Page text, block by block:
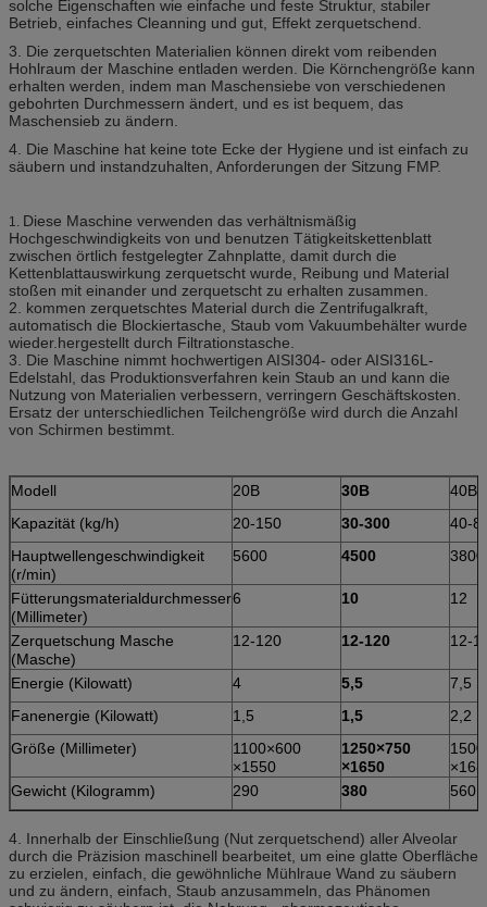
solche Eigenschaften wie einfache und feste Struktur, stabiler
Betrieb, einfaches Cleanning und gut, Effekt zerquetschend.
3. Die zerquetschten Materialien können direkt vom reibenden
Hohlraum der Maschine entladen werden. Die Körnchengröße kann
erhalten werden, indem man Maschensiebe von verschiedenen
gebohrten Durchmessern ändert, und es ist bequem, das
Maschensieb zu ändern.
4. Die Maschine hat keine tote Ecke der Hygiene und ist einfach zu
säubern und instandzuhalten, Anforderungen der Sitzung FMP.
1. Diese Maschine verwenden das verhältnismäßig
Hochgeschwindigkeits von und benutzen Tätigkeitskettenblatt
zwischen örtlich festgelegter Zahnplatte, damit durch die
Kettenblattauswirkung zerquetscht wurde, Reibung und Material
stoßen mit einander und zerquetscht zu erhalten zusammen.
2. kommen zerquetschtes Material durch die Zentrifugalkraft,
automatisch die Blockiertasche, Staub vom Vakuumbehälter wurde
wieder.hergestellt durch Filtrationstasche.
3. Die Maschine nimmt hochwertigen AISI304- oder AISI316L-
Edelstahl, das Produktionsverfahren kein Staub an und kann die
Nutzung von Materialien verbessern, verringern Geschäftskosten.
Ersatz der unterschiedlichen Teilchengröße wird durch die Anzahl
von Schirmen bestimmt.
Modell 20B 30B
40B
Kapazität (kg/h)
20-150 30-300
40-
Hauptwellengeschwindigkeit
(r/min)
5600 4500 3800
Fütterungsmaterialdurchmesser
(Millimeter)
6 10 12
Zerquetschung Masche
(Masche)
12-120 12-120 12-
Energie (Kilowatt) 4 5,5
7,5
Fanenergie (Kilowatt)
1,5 1,5
2,2
Größe (Millimeter)
1100×600
×1550
1250×750
×1650
Gewicht (Kilogramm)
290 380 560
4. Innerhalb der Einschließung (Nut zerquetschend) aller Alveolar
durch die Präzision maschinell bearbeitet, um eine glatte Oberfläche
zu erzielen, einfach, die gewöhnliche Mühlraue Wand zu säubern
und zu ändern, einfach, Staub anzusammeln, das Phänomen